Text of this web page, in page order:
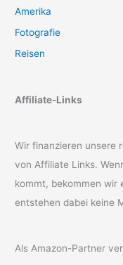
Amerika
Fotografie
Reisen
Affiliate-Links
Wir finanzieren unsere
von Affiliate Links.
kommt, bekommen wir
entstehen dabei keine
Als Amazon-Partner